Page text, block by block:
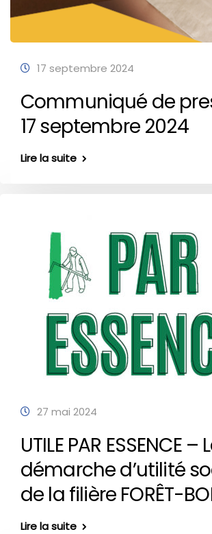
17 septembre 2024
Communiqué de
17 septembre 2024
Lire la suite
27 mai 2024
UTILE PAR ESSENCE –
démarche d’utilité
de la filière FORÊT-
Lire la suite